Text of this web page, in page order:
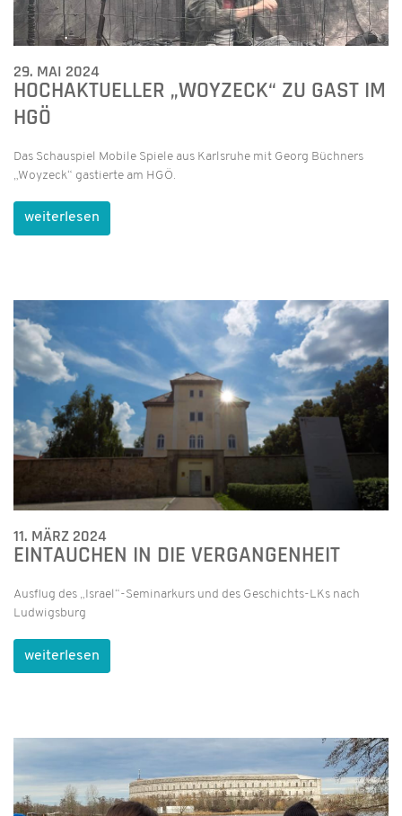
29. MAI 2024
HOCHAKTUELLER „WOYZECK“ ZU GAST IM
HGÖ
Das Schauspiel Mobile Spiele aus Karlsruhe mit Georg Büchners
„Woyzeck“ gastierte am HGÖ.
weiterlesen
11. MÄRZ 2024
EINTAUCHEN IN DIE VERGANGENHEIT
Ausflug des „Israel“-Seminarkurs und des Geschichts-LKs nach
Ludwigsburg
weiterlesen